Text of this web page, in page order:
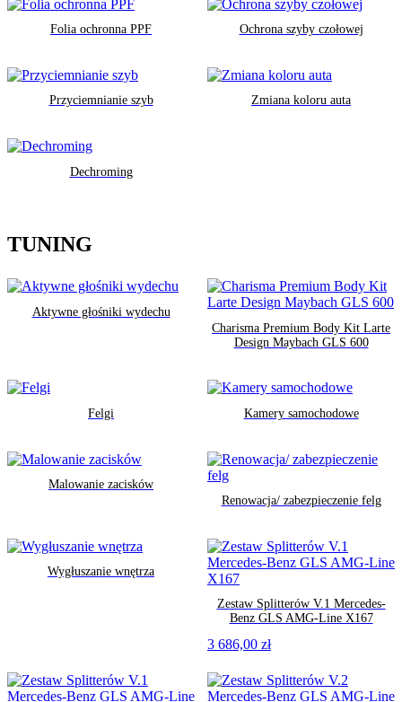
Folia ochronna PPF Ochrona szyby czołowej
Przyciemnianie szyb Zmiana koloru auta
Dechroming
TUNING
Aktywne głośniki wydechu
Charisma Premium Body Kit Larte
Design Maybach GLS 600
Felgi Kamery samochodowe
Malowanie zacisków
Renowacja/ zabezpieczenie felg
Wygłuszanie wnętrza
Zestaw Splitterów V.1 Mercedes-
Benz GLS AMG-Line X167
3 686,00 zł